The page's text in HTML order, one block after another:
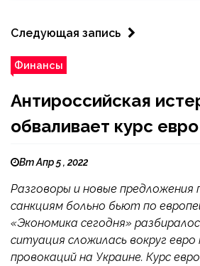
Следующая запись
Финансы
Антироссийская
обваливает курс
Вт Апр 5 , 2022
Разговоры и новые предложения
санкциям больно бьют по
«Экономика сегодня»
ситуация сложилась вокруг евро
провокаций на Украине. Курс